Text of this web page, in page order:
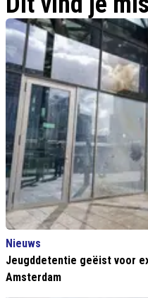
Nieuws
Jeugddetentie geëist voor
Amsterdam